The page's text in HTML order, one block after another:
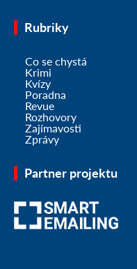
Rubriky
Co se chystá
Krimi
Kvízy
Poradna
Revue
Rozhovory
Zajímavosti
Zprávy
Partner projektu